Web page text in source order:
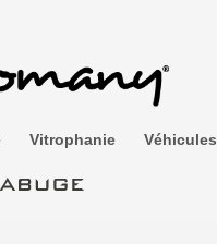
Vitrophanie Véhicules